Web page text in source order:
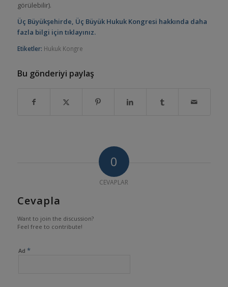
görülebilir).
Üç Büyükşehirde, Üç Büyük Hukuk Kongresi hakkında daha
fazla bilgi için tıklayınız.
Etiketler: Hukuk Kongre
Bu gönderiyi paylaş
0
CEVAPLAR
Cevapla
Want to join the discussion?
Feel free to contribute!
Ad *